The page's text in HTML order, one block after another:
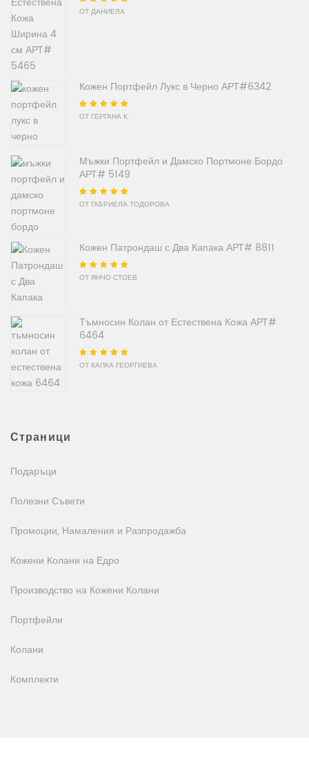
Оценено на5
ОТ ДАНИЕЛА
Кожен Портфейл Лукс в Черно АРТ#6342
Оценено на 5
ОТ ГЕРГАНА К.
Мъжки Портфейл и Дамско Портмоне Бордо
АРТ# 5149
Оценено на5 от
ОТ ГАБРИЕЛА ТОДОРОВА
Кожен Патрондаш с Два Капака АРТ# 8811
Оценено на5от
ОТ ЯНЧО СТОЕВ
Тъмносин Колан от Естествена Кожа АРТ#
6464
Оценено на5от
ОТ КАПКА ГЕОРГИЕВА
Страници
Подаръци
Полезни Съвети
Промоции, Намаления и Разпродажба
Кожени Колани на Едро
Производство на Кожени Колани
Портфейли
Колани
Комплекти